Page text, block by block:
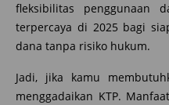
fleksibilitas penggunaan
terpercaya di 2025 bagi
dana tanpa risiko hukum.
Jadi, jika kamu
menggadaikan KTP.